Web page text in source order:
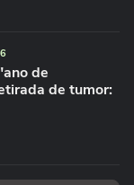
de
de tumor: